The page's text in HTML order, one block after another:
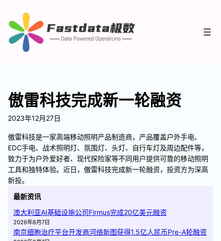
傲雷科技完成新一轮融资
2023年12月27日
傲雷科技是一家高端移动照明产品制造商，产品覆盖户外手电、
EDC手电、战术照明灯、氛围灯、头灯、自行车灯及周边配件等，
致力于为户外爱好者、现代探险家等不同用户提供可靠的移动照明
工具和独特体验。近日，傲雷科技完成新一轮融资，投资方为深高
新投。
最新资讯
澳大利亚AI基础设施公司Firmus完成20亿美元融资
2026年8月7日
南京细胞治疗平台开发商河络新图获得1.5亿人民币Pre-A轮融资